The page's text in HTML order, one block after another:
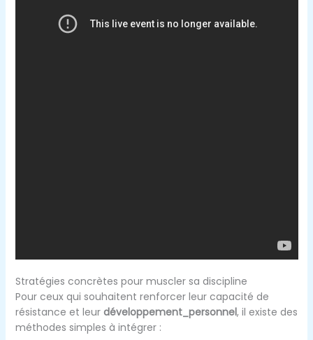
Stratégies concrètes pour muscler sa discipline
Pour ceux qui souhaitent renforcer leur capacité de
résistance et leur développement_personnel, il existe des
méthodes simples à intégrer :